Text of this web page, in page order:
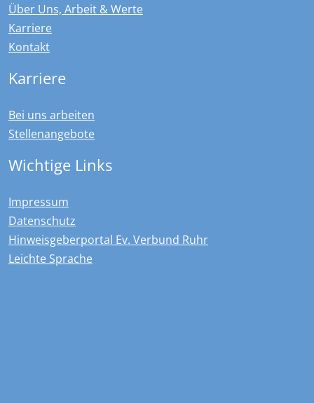
Über Uns, Arbeit & Werte
Karriere
Kontakt
Karriere
Bei uns arbeiten
Stellenangebote
Wichtige Links
Impressum
Datenschutz
Hinweisgeberportal Ev. Verbund Ruhr
Leichte Sprache